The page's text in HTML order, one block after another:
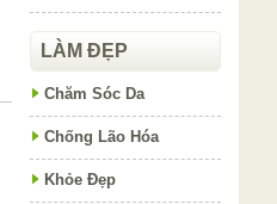
LÀM ĐẸP
Chăm Sóc Da
Chống Lão Hóa
Khỏe Đẹp